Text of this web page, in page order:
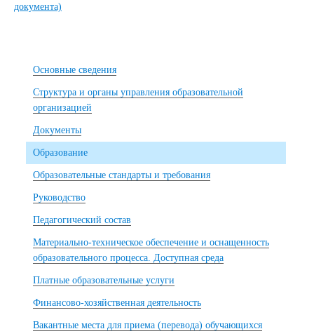
документа)
Основные сведения
Структура и органы управления образовательной
организацией
Документы
Образование
Образовательные стандарты и требования
Руководство
Педагогический состав
Материально-техническое обеспечение и оснащенность
образовательного процесса. Доступная среда
Платные образовательные услуги
Финансово-хозяйственная деятельность
Вакантные места для приема (перевода) обучающихся